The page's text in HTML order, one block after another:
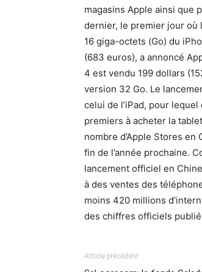
magasins Apple ainsi que
dernier, le premier jour où
16 giga-octets (Go) du
(683 euros), a annoncé
4 est vendu 199 dollars
version 32 Go. Le
celui de l’iPad, pour
premiers à acheter la
nombre d’Apple Stores en
fin de l’année prochaine.
lancement officiel en
à des ventes des
moins 420 millions
des chiffres officiels
Article précédent